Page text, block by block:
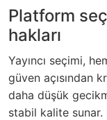
Platform
hakları
Yayıncı seçimi,
güven açısından
daha düşük
stabil kalite